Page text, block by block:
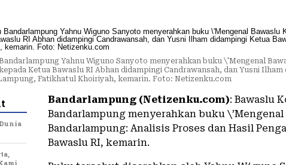
Yahnu Wiguno Sanyoto menyerahkan buku \'Mengenal
Ketua Bawaslu RI Abhan didampingi Candrawansah, dan Yusni
Fatikhatul Khoiriyah, kemarin. Foto: Netizenku.com
Bandarlampung (Netizenku.com): Bawaslu
Bandarlampung menyerahkan buku \’Mengenal
Bandarlampung: Analisis Proses dan Hasil
Bawaslu RI, kemarin.